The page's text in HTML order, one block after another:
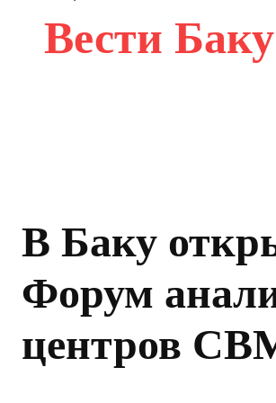
Вести Баку
В Баку
Форум
центров